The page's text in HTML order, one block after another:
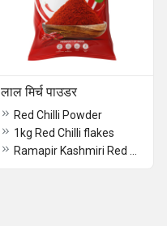
लाल मिर्च पाउडर
Red Chilli Powder
1kg Red Chilli flakes